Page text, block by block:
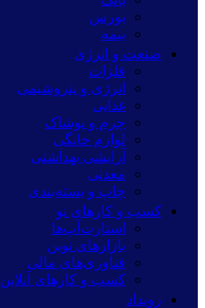
بورس
بیمه
صنعت و انرژی
فلزات
انرژی و پتروشیمی
غذایی
چرم و پوشاک
لوازم خانگی
آرایشی بهداشتی
معدنی
چاپ و بسته‌بندی
کسب و کارهای نو
استارت‌آپ‌ها
بازارهای نوین
فناوری‌های مالی
کسب و کارهای آنلاین
رویداد